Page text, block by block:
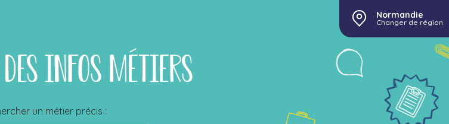
Normandie
Changer de région
infos métiers
un métier précis :